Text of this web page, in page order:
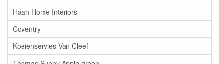
Haan Home Interiors
Coventry
Koeienservies Van Cleef